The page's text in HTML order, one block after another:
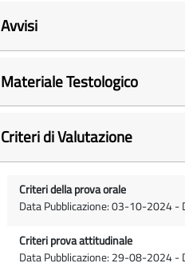
Avvisi
Materiale Testologico
Criteri di Valutazione
Criteri della prova orale
Data Pubblicazione: 03-10-2024
Criteri prova attitudinale
Data Pubblicazione: 29-08-2024